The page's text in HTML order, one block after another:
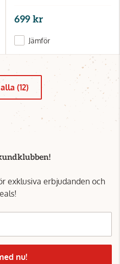
699 kr
Jämför
(12)
exklusiva erbjudanden och
nu!